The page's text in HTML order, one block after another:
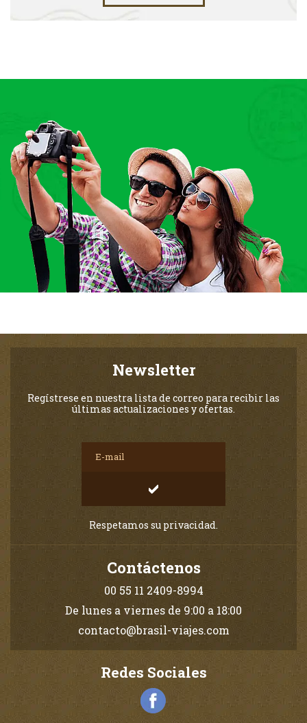
Newsletter
Regístrese en nuestra lista de correo para recibir las
últimas actualizaciones y ofertas.
Respetamos su privacidad.
Contáctenos
00 55 11 2409-8994
De lunes a viernes de 9:00 a 18:00
contacto@brasil-viajes.com
Redes Sociales